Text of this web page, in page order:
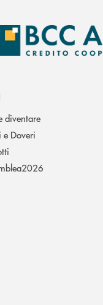
diventare
e Doveri